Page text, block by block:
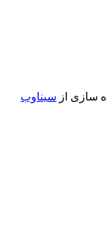
سازی از سیناوب